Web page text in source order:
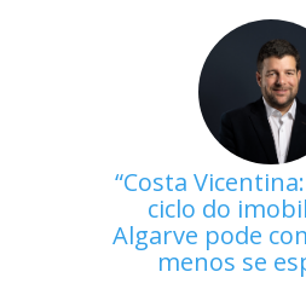
Costa
ciclo do
Algarve pode
menos se